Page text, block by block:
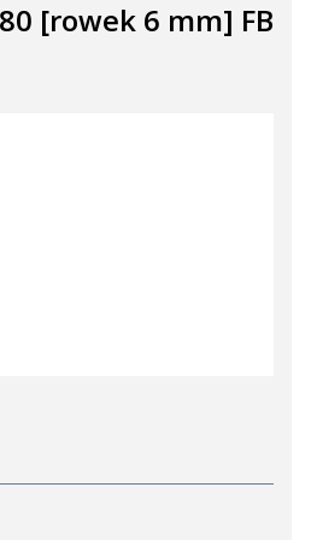
[rowek 6 mm] FB